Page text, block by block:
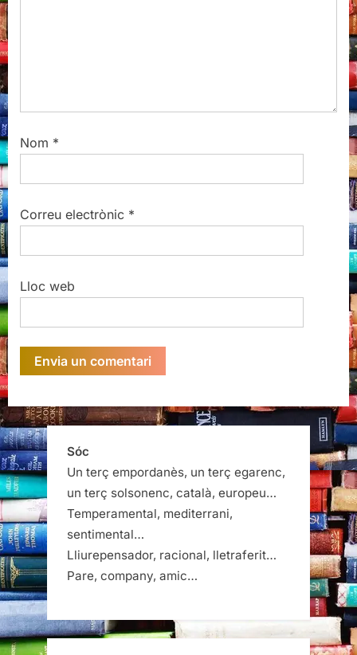
Nom *
Correu electrònic *
Lloc web
Sóc
Un terç empordanès, un terç egarenc,
un terç solsonenc, català, europeu…
Temperamental, mediterrani,
sentimental…
Lliurepensador, racional, lletraferit…
Pare, company, amic…